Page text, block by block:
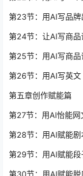
第23节：用Al写品
第24节：让Al写商
第25节：用Al写商
第26节：用AI写英
第五章创作赋能篇
第27节：用Al怡能
第28节：用Al赋能
第29节：用Al赋能